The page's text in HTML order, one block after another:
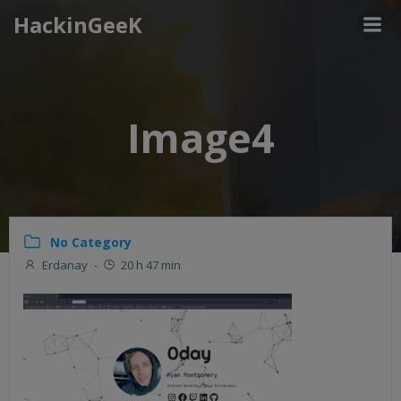
HackinGeeK
Image4
No Category
Erdanay - 20 h 47 min